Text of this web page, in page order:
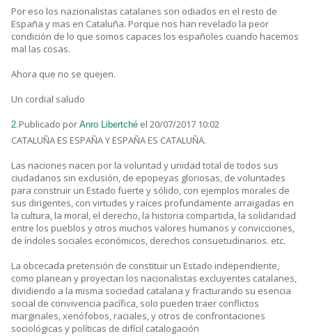
Por eso los nazionalistas catalanes son odiados en el resto de
España y mas en Cataluña. Porque nos han revelado la peor
condición de lo que somos capaces los españoles cuando hacemos
mal las cosas.
Ahora que no se quejen.
Un cordial saludo
2.Publicado por Anro Libertché el 20/07/2017 10:02
CATALUÑA ES ESPAÑA Y ESPAÑA ES CATALUÑA.
Las naciones nacen por la voluntad y unidad total de todos sus
ciudadanos sin exclusión, de epopeyas gloriosas, de voluntades
para construir un Estado fuerte y sólido, con ejemplos morales de
sus dirigentes, con virtudes y raíces profundamente arraigadas en
la cultura, la moral, el derecho, la historia compartida, la solidaridad
entre los pueblos y otros muchos valores humanos y convicciones,
de índoles sociales económicos, derechos consuetudinarios. etc.
La obcecada pretensión de constituir un Estado independiente,
como planean y proyectan los nacionalistas excluyentes catalanes,
dividiendo a la misma sociedad catalana y fracturando su esencia
social de convivencia pacífica, solo pueden traer conflictos
marginales, xenófobos, raciales, y otros de confrontaciones
sociológicas y políticas de difícil catalogación